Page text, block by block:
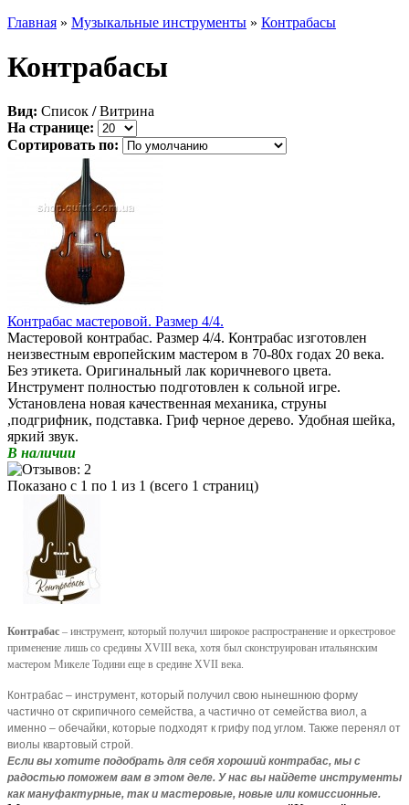
Главная » Музыкальные инструменты » Контрабасы
Контрабасы
Вид: Список / Витрина
На странице:
Сортировать по:
Контрабас мастеровой. Размер 4/4.
Мастеровой контрабас. Размер 4/4. Контрабас изготовлен
неизвестным европейским мастером в 70-80х годах 20 века.
Без этикета. Оригинальный лак коричневого цвета.
Инструмент полностью подготовлен к сольной игре.
Установлена новая качественная механика, струны
,подгрифник, подставка. Гриф черное дерево. Удобная шейка,
яркий звук.
В наличии
Показано с 1 по 1 из 1 (всего 1 страниц)
Контрабас – инструмент, который получил широкое распространение и оркестровое
применение лишь со средины XVIII века, хотя был сконструирован итальянским
мастером Микеле Тодини еще в средине XVII века.
Контрабас – инструмент, который получил свою нынешнюю форму
частично от скрипичного семейства, а частично от семейства виол, а
именно – обечайки, которые подходят к грифу под углом. Также перенял от
виолы квартовый строй.
Если вы хотите подобрать для себя хороший контрабас, мы с
радостью поможем вам в этом деле. У нас вы найдете инструменты
как мануфактурные, так и мастеровые, новые или комиссионные.